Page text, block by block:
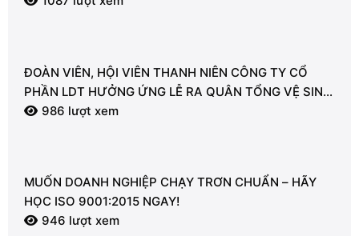
ĐOÀN VIÊN, HỘI VIÊN THANH NIÊN CÔNG TY CỔ
PHẦN LDT HƯỞNG ỨNG LỄ RA QUÂN TỔNG VỆ SINH
MÔI TRƯỜNG
986 lượt xem
MUỐN DOANH NGHIỆP CHẠY TRƠN CHUẨN – HÃY
HỌC ISO 9001:2015 NGAY!
946 lượt xem